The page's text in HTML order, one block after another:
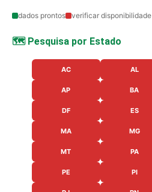
dados prontos verificar disponibilidade
🗺️ Pesquisa por Estado
AC AL
AP BA
DF ES
MA MG
MT PA
PE PI